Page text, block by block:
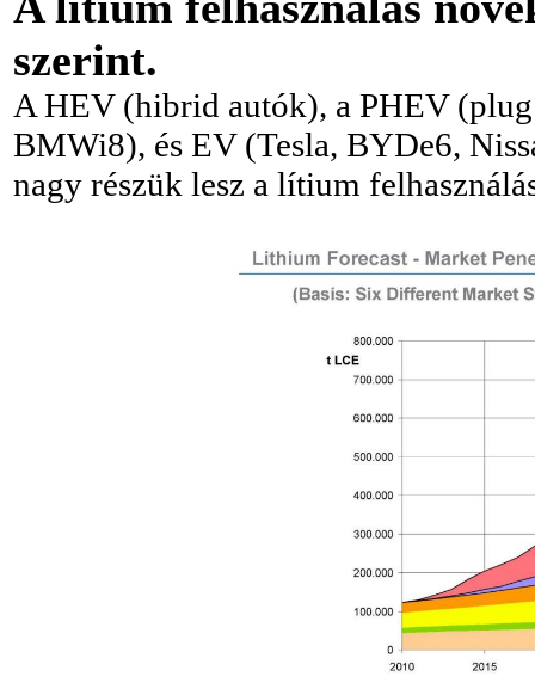
szerint.
A HEV (hibrid autók), a PHEV
BMWi8), és EV (Tesla, BYDe6,
nagy részük lesz a lítium